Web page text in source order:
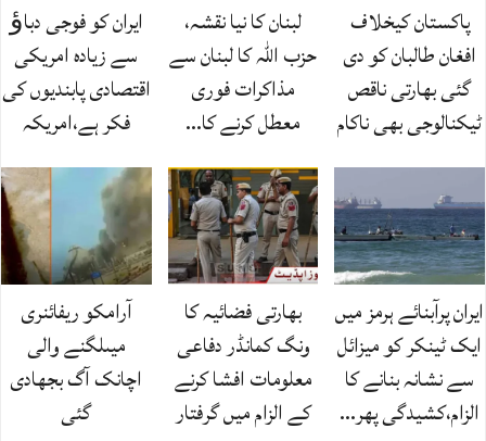
پاکستان کیخلاف
افغان طالبان کو دی
گئی بھارتی ناقص
ٹیکنالوجی بھی ناکام
لبنان کا نیا نقشہ،
حزب اللہ کا لبنان سے
مذاکرات فوری
معطل کرنے کا…
ایران کو فوجی دباﺅ
سے زیادہ امریکی
اقتصادی پابندیوں کی
فکر ہے،امریکہ
ایران پرآبنائے ہرمز میں
ایک ٹینکر کو میزائل
سے نشانہ بنانے کا
الزام،کشیدگی پھر…
بھارتی فضائیہ کا
ونگ کمانڈر دفاعی
معلومات افشا کرنے
کے الزام میں گرفتار
آرامکو ریفائنری
میںلگنے والی
اچانک آگ بجھادی
گئی